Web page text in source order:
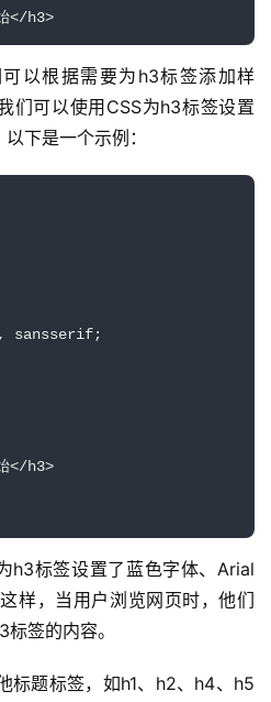
以根据需要为h3标签添加样
们可以使用CSS为h3标签设置
下是一个示例：
sansserif;
</h3>
h3标签设置了蓝色字体、Arial
样，当用户浏览网页时，他们
签的内容。
标题标签，如h1、h2、h4、h5